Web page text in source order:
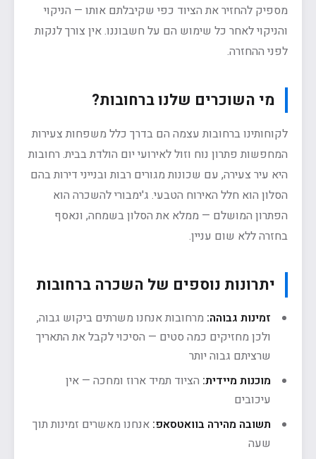
מספיק להחזיר את הציוד כפי שקיבלתם אותו — הניקוי
והניקוי לאחר כל שימוש הם על חשבוננו. אין צורך לנקות
לפני ההחזרה.
מי השוכרים שלנו ברחובות?
לקוחותינו ברחובות עצמה הם בדרך כלל משפחות צעירות
המחפשות פתרון נוח וזול לאירועי יום הולדת בבית. רחובות
היא עיר צעירה, עם שכונות מגורים רבות ובנייני דירות בהם
הסלון הוא חלל האירוח הטבעי. ג'ימבורי להשכרה הוא
הפתרון המושלם — ממלא את הסלון בשמחה, ונאסף
בחזרה ללא שום עניין.
יתרונות נוספים של השכרה ברחובות
זמינות גבוהה: מרחובות אנחנו משרתים ביקוש גבוה,
ולכן מחזיקים כמה סטים — הסיכוי לקבל את התאריך
שרציתם גבוה יותר
מוכנות מיידית: הציוד תמיד ארוז ומחכה — אין
עיכובים
תשובה מהירה בוואטסאפ: אנחנו מאשרים זמינות תוך
שעה